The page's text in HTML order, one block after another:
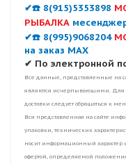
✔☎️ 8(915)5353898
РЫБАЛКА
✔☎️ 8(995)9068204
на заказ MAX
✔ По электронной
Все данные, представленные на
являются исчерпывающими. Для
доставки следует обращаться к
Вся представленная на сайте
упаковки, технических
носит информационный характер
офертой, определяемой